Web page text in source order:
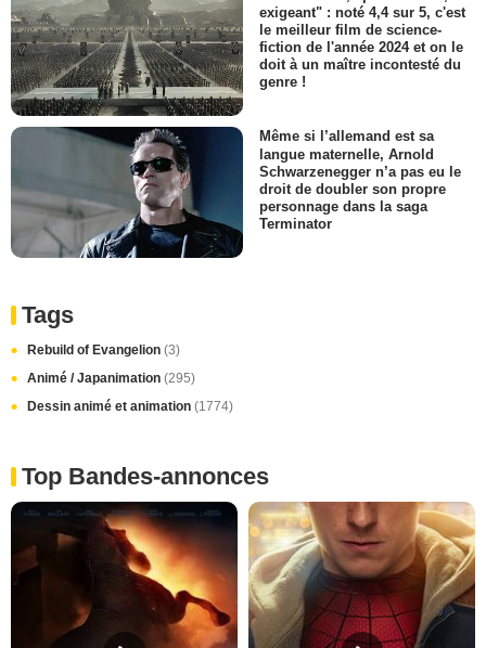
exigeant" : noté 4,4 sur 5, c'est
le meilleur film de science-
fiction de l'année 2024 et on le
doit à un maître incontesté du
genre !
Même si l’allemand est sa
langue maternelle, Arnold
Schwarzenegger n’a pas eu le
droit de doubler son propre
personnage dans la saga
Terminator
Tags
Rebuild of Evangelion (3)
Animé / Japanimation (295)
Dessin animé et animation (1774)
Top Bandes-annonces